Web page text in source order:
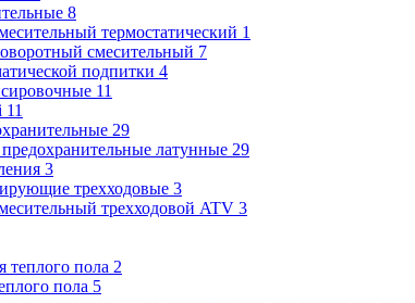
8
термостатический 1
cмесительный 7
подпитки 4
11
11
29
латунные 29
3
трехходовые 3
трехходовой ATV 3
теплого пола 2
пола 5